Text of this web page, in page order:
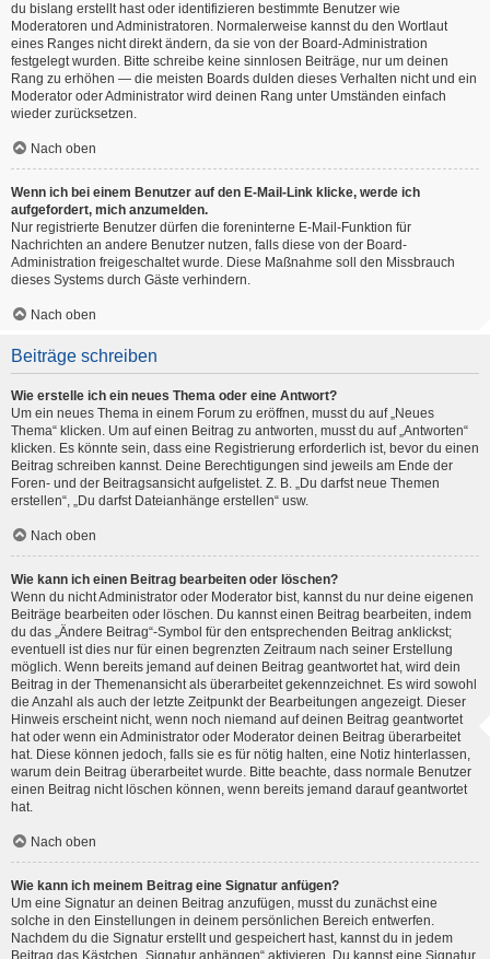
du bislang erstellt hast oder identifizieren bestimmte Benutzer wie
Moderatoren und Administratoren. Normalerweise kannst du den Wortlaut
eines Ranges nicht direkt ändern, da sie von der Board-Administration
festgelegt wurden. Bitte schreibe keine sinnlosen Beiträge, nur um deinen
Rang zu erhöhen — die meisten Boards dulden dieses Verhalten nicht und ein
Moderator oder Administrator wird deinen Rang unter Umständen einfach
wieder zurücksetzen.
Nach oben
Wenn ich bei einem Benutzer auf den E-Mail-Link klicke, werde ich
aufgefordert, mich anzumelden.
Nur registrierte Benutzer dürfen die foreninterne E-Mail-Funktion für
Nachrichten an andere Benutzer nutzen, falls diese von der Board-
Administration freigeschaltet wurde. Diese Maßnahme soll den Missbrauch
dieses Systems durch Gäste verhindern.
Nach oben
Beiträge schreiben
Wie erstelle ich ein neues Thema oder eine Antwort?
Um ein neues Thema in einem Forum zu eröffnen, musst du auf „Neues
Thema“ klicken. Um auf einen Beitrag zu antworten, musst du auf „Antworten“
klicken. Es könnte sein, dass eine Registrierung erforderlich ist, bevor du einen
Beitrag schreiben kannst. Deine Berechtigungen sind jeweils am Ende der
Foren- und der Beitragsansicht aufgelistet. Z. B. „Du darfst neue Themen
erstellen“, „Du darfst Dateianhänge erstellen“ usw.
Nach oben
Wie kann ich einen Beitrag bearbeiten oder löschen?
Wenn du nicht Administrator oder Moderator bist, kannst du nur deine eigenen
Beiträge bearbeiten oder löschen. Du kannst einen Beitrag bearbeiten, indem
du das „Ändere Beitrag“-Symbol für den entsprechenden Beitrag anklickst;
eventuell ist dies nur für einen begrenzten Zeitraum nach seiner Erstellung
möglich. Wenn bereits jemand auf deinen Beitrag geantwortet hat, wird dein
Beitrag in der Themenansicht als überarbeitet gekennzeichnet. Es wird sowohl
die Anzahl als auch der letzte Zeitpunkt der Bearbeitungen angezeigt. Dieser
Hinweis erscheint nicht, wenn noch niemand auf deinen Beitrag geantwortet
hat oder wenn ein Administrator oder Moderator deinen Beitrag überarbeitet
hat. Diese können jedoch, falls sie es für nötig halten, eine Notiz hinterlassen,
warum dein Beitrag überarbeitet wurde. Bitte beachte, dass normale Benutzer
einen Beitrag nicht löschen können, wenn bereits jemand darauf geantwortet
hat.
Nach oben
Wie kann ich meinem Beitrag eine Signatur anfügen?
Um eine Signatur an deinen Beitrag anzufügen, musst du zunächst eine
solche in den Einstellungen in deinem persönlichen Bereich entwerfen.
Nachdem du die Signatur erstellt und gespeichert hast, kannst du in jedem
Beitrag das Kästchen „Signatur anhängen“ aktivieren. Du kannst eine Signatur